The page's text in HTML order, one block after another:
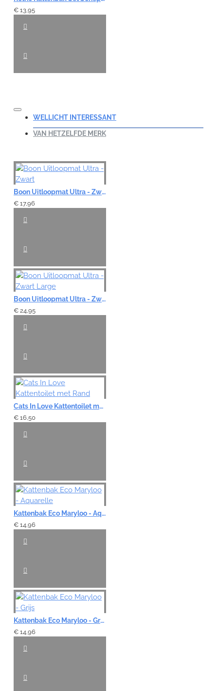
€ 13,95
WELLICHT INTERESSANT
VAN HETZELFDE MERK
Boon Uitloopmat Ultra - Zwart
€ 17,96
Boon Uitloopmat Ultra - Zwart Large
€ 24,95
Cats In Love Kattentoilet met Rand
€ 16,50
Kattenbak Eco Maryloo - Aquarelle
€ 14,96
Kattenbak Eco Maryloo - Grijs
€ 14,96